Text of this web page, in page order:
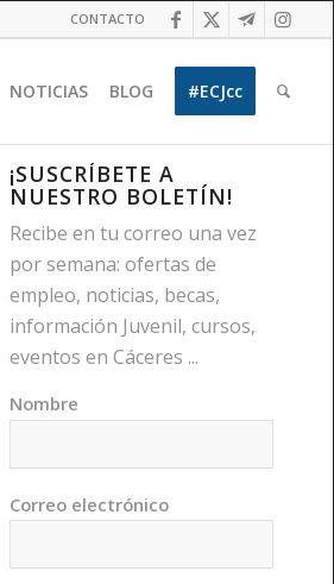
CONTACTO
NOTICIAS BLOG #ECJcc
¡SUSCRÍBETE A
NUESTRO BOLETÍN!
Recibe en tu correo una vez
por semana: ofertas de
empleo, noticias, becas,
información Juvenil, cursos,
eventos en Cáceres ...
Nombre
Correo electrónico